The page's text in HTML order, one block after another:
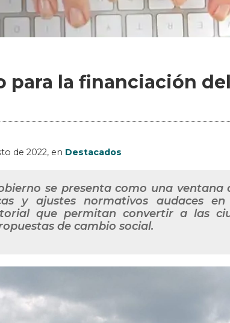
para la financiación
de 2022, en Destacados
se presenta como una
y ajustes normativos audaces
que permitan convertir a las
de cambio social.